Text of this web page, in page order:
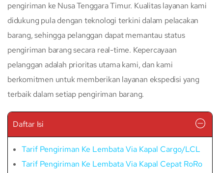
pengiriman ke Nusa Tenggara Timur. Kualitas layanan kami
didukung pula dengan teknologi terkini dalam pelacakan
barang, sehingga pelanggan dapat memantau status
pengiriman barang secara real-time. Kepercayaan
pelanggan adalah prioritas utama kami, dan kami
berkomitmen untuk memberikan layanan ekspedisi yang
terbaik dalam setiap pengiriman barang.
Daftar Isi
Tarif Pengiriman Ke Lembata Via Kapal Cargo/LCL
Tarif Pengiriman Ke Lembata Via Kapal Cepat RoRo